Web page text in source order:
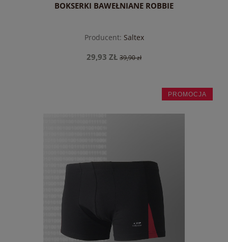
BOKSERKI BAWEŁNIANE ROBBIE
Producent: Saltex
29,93 ZŁ 39,90 zł
PROMOCJA